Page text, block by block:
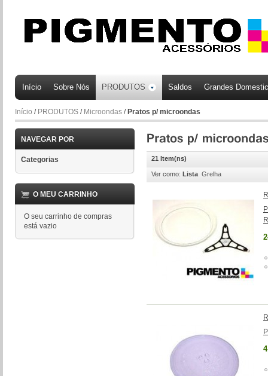
Início Sobre Nós PRODUTOS Saldos Grandes
Início / PRODUTOS / Microondas / Pratos p/ microondas
NAVEGAR POR
Categorias
O MEU CARRINHO
O seu carrinho de compras
está vazio
21 Item(ns)
Ver como: Lista Grelha